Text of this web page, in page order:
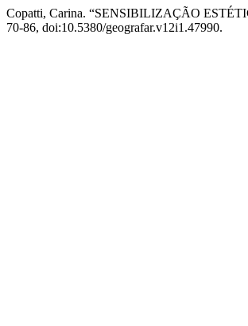
Copatti, Carina. “SENSIBILIZAÇÃO
70-86, doi:10.5380/geografar.v12i1.47990.